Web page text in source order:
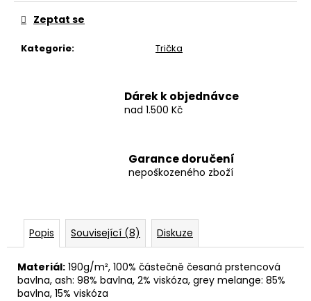
Kategorie: Trička
Zeptat se
Dárek k objednávce
nad 1.500 Kč
Garance doručení
nepoškozeného zboží
Popis Související (8) Diskuze
Materiál: 190g/m², 100% částečně česaná prstencová
bavlna, ash: 98% bavlna, 2% viskóza, grey melange: 85%
bavlna, 15% viskóza